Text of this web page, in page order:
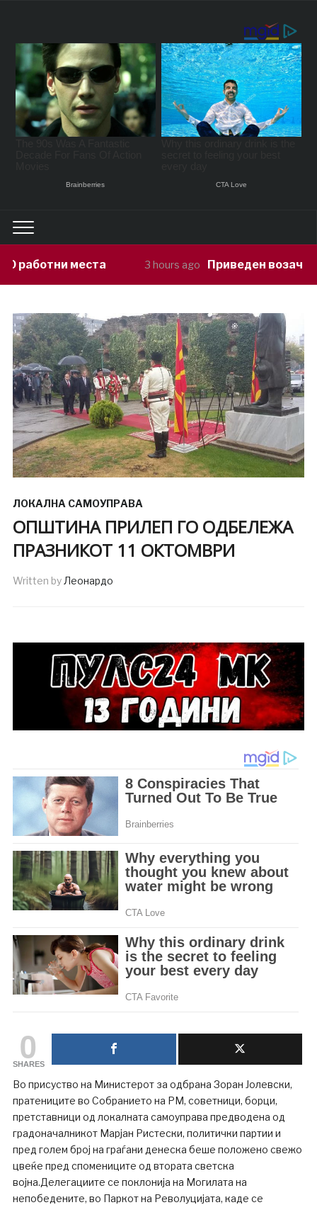
3 hours ago Приведен возач кој ја предизвикал
ЛОКАЛНА САМОУПРАВА
ОПШТИНА ПРИЛЕП ГО ОДБЕЛЕЖА
ПРАЗНИКОТ 11 ОКТОМВРИ
Written byЛеонардо
0
SHARES
Во присуство на Министерот за одбрана Зоран Јолевски,
пратениците во Собранието на РМ, советници, борци,
претставници од локалната самоуправа предводена од
градоначалникот Марјан Ристески, политички партии и
пред голем број на граѓани денеска беше положено свежо
цвеќе пред спомениците од втората светска
војна.Делегациите се поклонија на Могилата на
непобедените, во Паркот на Револуцијата, каде се